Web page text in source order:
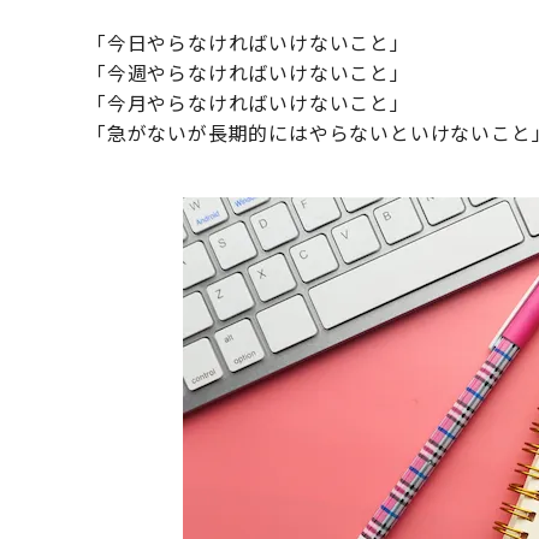
「今日やらなければいけないこと」
「今週やらなければいけないこと」
「今月やらなければいけないこと」
「急がないが長期的にはやらないといけないこと